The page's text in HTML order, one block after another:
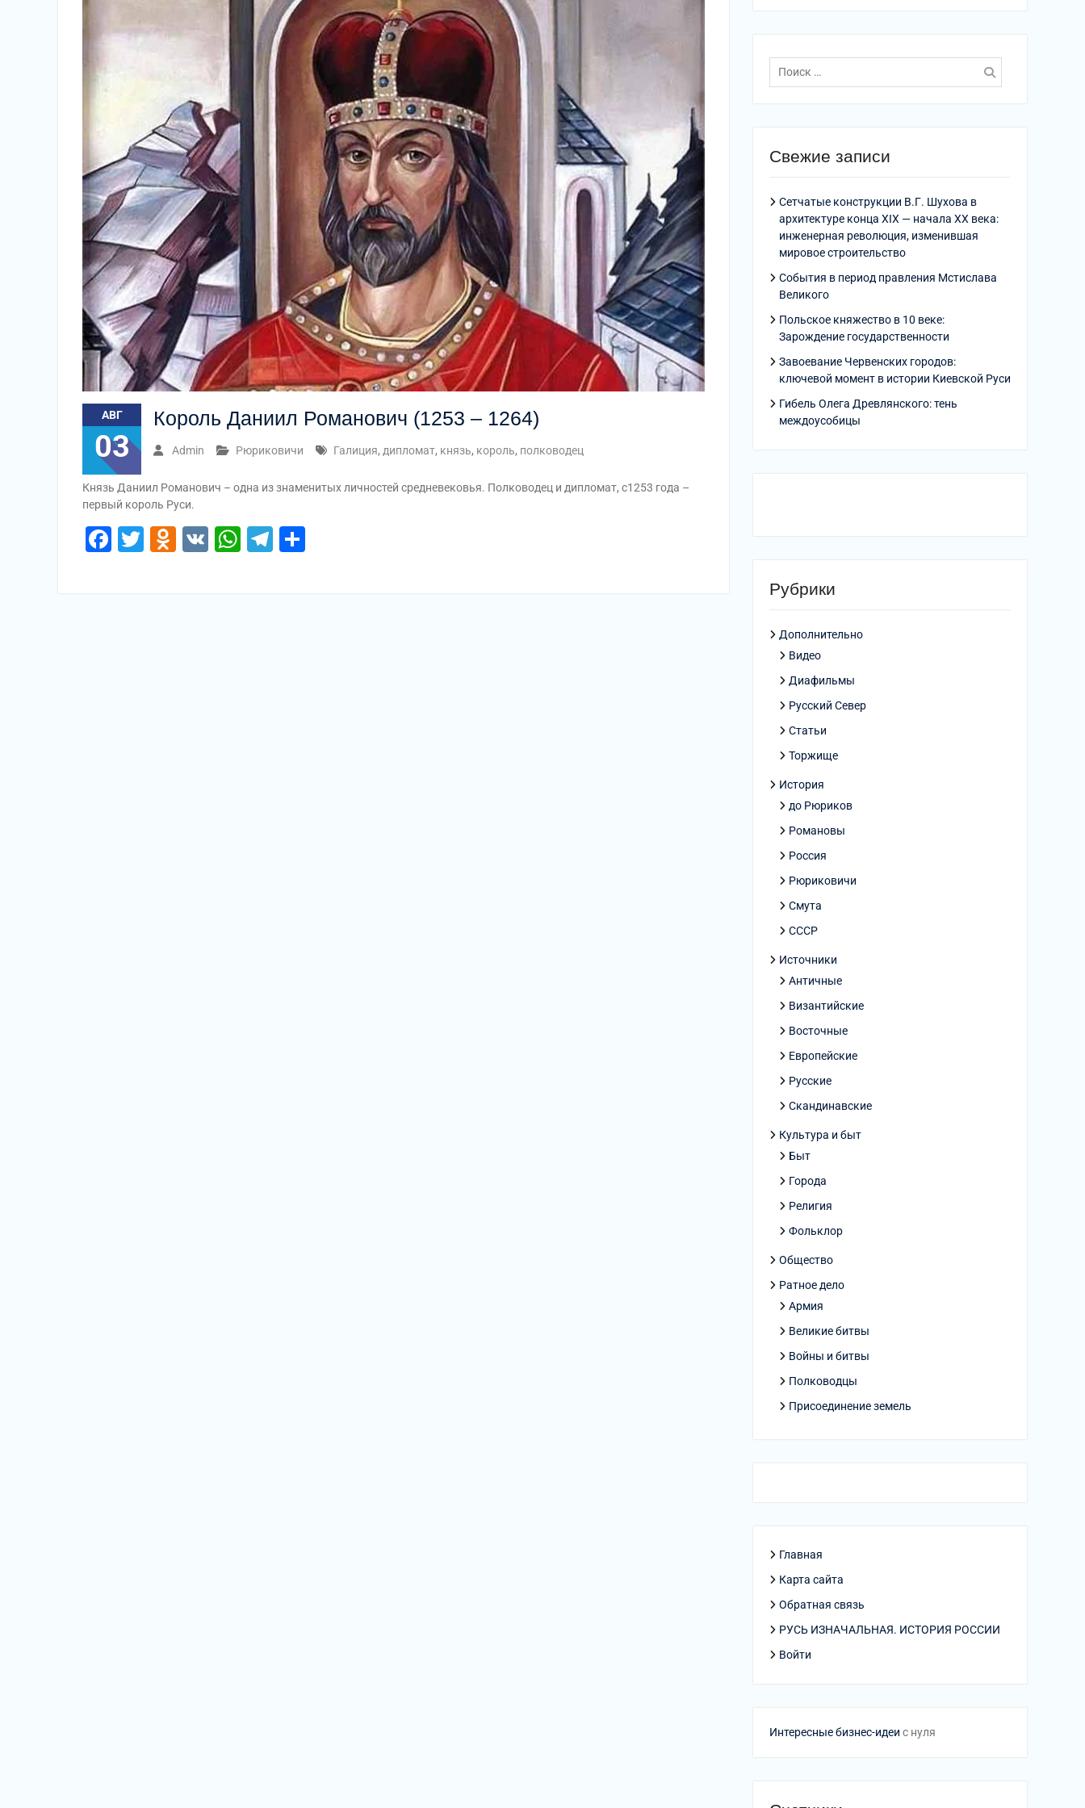
АВГ
03
Король Даниил Романович (1253 – 1264)
Admin Рюриковичи Галиция, дипломат, князь, король, полководец
Князь Даниил Романович – одна из знаменитых личностей средневековья. Полководец и дипломат, с1253 года –
первый король Руси.
Facebook
Twitter
Odnoklassniki
VK WhatsApp
Telegram
Поиск
по:
Свежие записи
Сетчатые конструкции В.Г. Шухова в
архитектуре конца XIX — начала XX века:
инженерная революция, изменившая
мировое строительство
События в период правления Мстислава
Великого
Польское княжество в 10 веке:
Зарождение государственности
Завоевание Червенских городов:
ключевой момент в истории Киевской Руси
Гибель Олега Древлянского: тень
междоусобицы
Рубрики
Дополнительно
Видео
Диафильмы
Русский Север
Статьи
Торжище
История
до Рюриков
Романовы
Россия
Рюриковичи
Смута
СССР
Источники
Античные
Византийские
Восточные
Европейские
Русские
Скандинавские
Культура и быт
Быт
Города
Религия
Фольклор
Общество
Ратное дело
Армия
Великие битвы
Войны и битвы
Полководцы
Присоединение земель
Главная
Карта сайта
Обратная связь
РУСЬ ИЗНАЧАЛЬНАЯ. ИСТОРИЯ РОССИИ
Войти
Интересные бизнес-идеи с нуля